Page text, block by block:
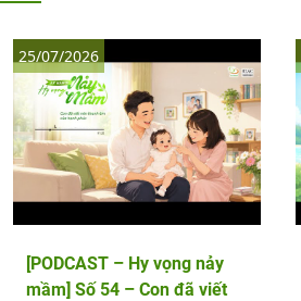
[PODCAST – Hy vọng nảy
mầm] Số 54 – Con đã viết
25/07/2026